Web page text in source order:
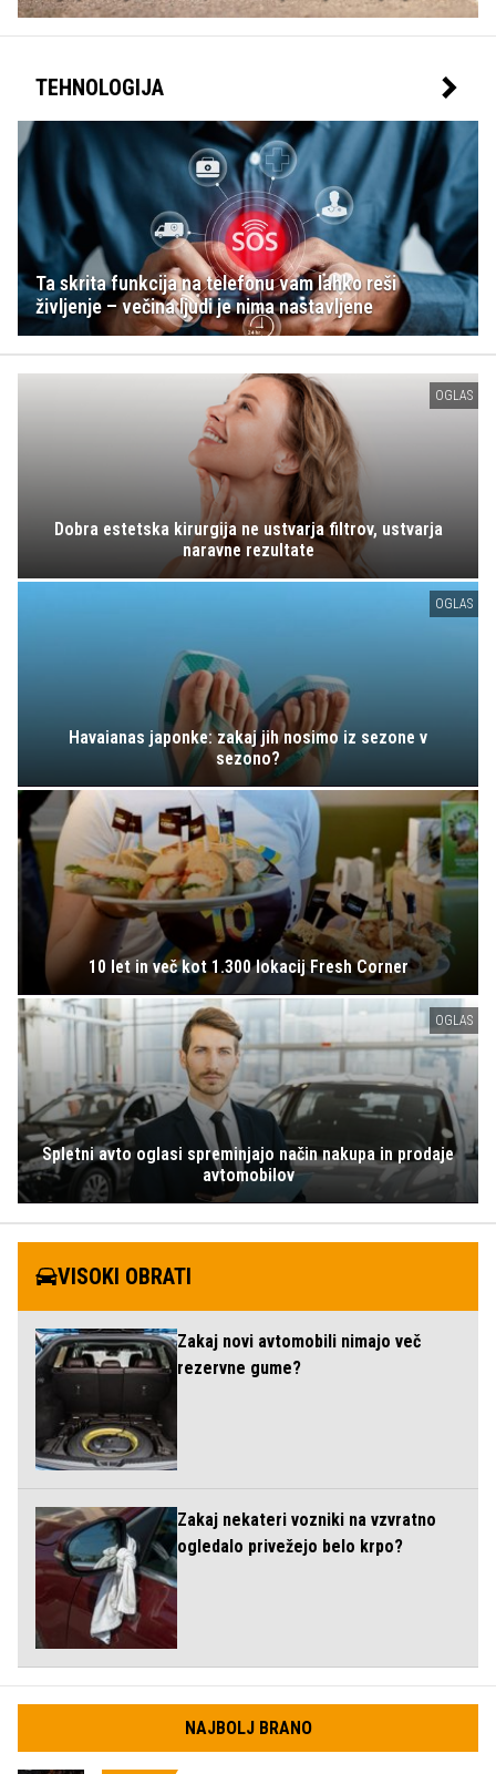
TEHNOLOGIJA
Ta skrita funkcija na telefonu vam lahko reši
življenje – večina ljudi je nima nastavljene
OGLAS
Dobra estetska kirurgija ne ustvarja filtrov, ustvarja
naravne rezultate
OGLAS
Havaianas japonke: zakaj jih nosimo iz sezone v
sezono?
10 let in več kot 1.300 lokacij Fresh Corner
OGLAS
Spletni avto oglasi spreminjajo način nakupa in prodaje
avtomobilov
VISOKI OBRATI
Zakaj novi avtomobili nimajo več
rezervne gume?
Zakaj nekateri vozniki na vzvratno
ogledalo privežejo belo krpo?
NAJBOLJ BRANO